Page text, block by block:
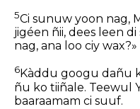
5Ci sunuw yoon nag,
jigéen ñii, dees leen
nag, ana loo ciy wax?»
6Kàddu googu dañu
ñu ko tiiñale. Teewul
baaraamam ci suuf.